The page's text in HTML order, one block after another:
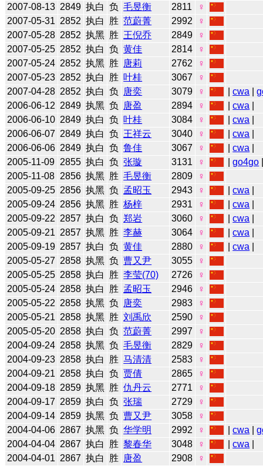
2007-08-13 2849 执白 负 毛昱衡 2811
♀
2007-05-31 2852 执白 胜 范蔚菁 2992
♀
2007-05-28 2852 执黑 胜 王倪乔 2849
♀
2007-05-25 2852 执白 负 黄佳 2814
♀
2007-05-24 2852 执黑 胜 唐莉 2762
♀
2007-05-23 2852 执白 胜 叶桂 3067
♀
2007-04-28 2852 执白 负 唐奕 3079 ♀ |cwa |
2006-06-12 2849 执黑 负 唐盈 2894 ♀ |cwa
2006-06-10 2849 执白 负 叶桂 3084 ♀ |cwa
2006-06-07 2849 执白 负 王祥云 3040 ♀ |cwa
2006-06-06 2849 执白 负 鲁佳 3067 ♀ |cwa
2005-11-09 2855 执白 负 张璇 3131 ♀ |go4go
2005-11-08 2856 执黑 胜 毛昱衡 2809
♀
2005-09-25 2856 执黑 负 孟昭玉 2943 ♀ |cwa
2005-09-24 2856 执黑 胜 杨梓 2931 ♀ |cwa
2005-09-22 2857 执白 负 郑岩 3060 ♀ |cwa
2005-09-21 2857 执黑 胜 李赫 3064 ♀ |cwa
2005-09-19 2857 执白 负 黄佳 2880 ♀ |cwa
2005-05-27 2858 执黑 负 曹又尹 3055
♀
2005-05-25 2858 执白 胜 李莹(70) 2726
♀
2005-05-24 2858 执白 胜 孟昭玉 2946
♀
2005-05-22 2858 执黑 负 唐奕 2983
♀
2005-05-21 2858 执黑 胜 刘禹欣 2590
♀
2005-05-20 2858 执白 负 范蔚菁 2997
♀
2004-09-24 2858 执黑 负 毛昱衡 2829
♀
2004-09-23 2858 执白 胜 马清清 2583
♀
2004-09-21 2858 执白 负 贾倩 2865
♀
2004-09-18 2859 执黑 胜 仇丹云 2771
♀
2004-09-17 2859 执白 负 张瑞 2729
♀
2004-09-14 2859 执黑 负 曹又尹 3058
♀
2004-04-06 2867 执黑 负 华学明 2992 ♀ |cwa |
2004-04-04 2867 执白 胜 黎春华 3048 ♀ |cwa
2004-04-01 2867 执白 胜 唐盈 2908
♀